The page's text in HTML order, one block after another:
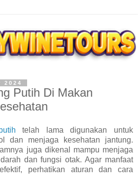
2024
Putih Di Makan
telah lama digunakan untuk
dan menjaga kesehatan jantung.
juga dikenal mampu menjaga
dan fungsi otak. Agar manfaat
perhatikan aturan dan cara